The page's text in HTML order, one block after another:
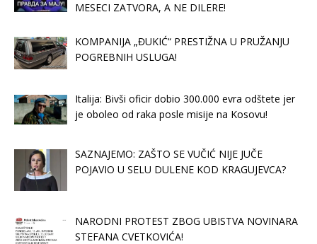
MESECI ZATVORA, A NE DILERE!
KOMPANIJA „ĐUKIĆ“ PRESTIŽNA U PRUŽANJU
POGREBNIH USLUGA!
Italija: Bivši oficir dobio 300.000 evra odštete jer
je oboleo od raka posle misije na Kosovu!
SAZNAJEMO: ZAŠTO SE VUČIĆ NIJE JUČE
POJAVIO U SELU DULENE KOD KRAGUJEVCA?
NARODNI PROTEST ZBOG UBISTVA NOVINARA
STEFANA CVETKOVIĆA!